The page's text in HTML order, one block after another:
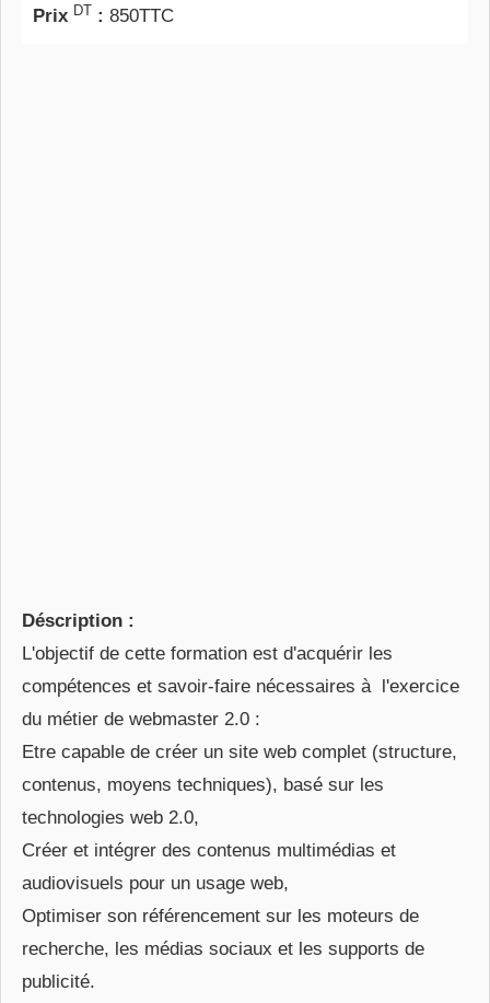
Prix DT : 850TTC
Déscription :
L'objectif de cette formation est d'acquérir les
compétences et savoir-faire nécessaires à l'exercice
du métier de webmaster 2.0 :
Etre capable de créer un site web complet (structure,
contenus, moyens techniques), basé sur les
technologies web 2.0,
Créer et intégrer des contenus multimédias et
audiovisuels pour un usage web,
Optimiser son référencement sur les moteurs de
recherche, les médias sociaux et les supports de
publicité.